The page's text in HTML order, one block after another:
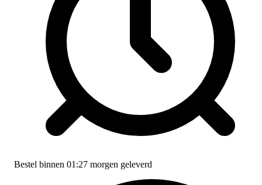
Bestel binnen 01:27 morgen geleverd